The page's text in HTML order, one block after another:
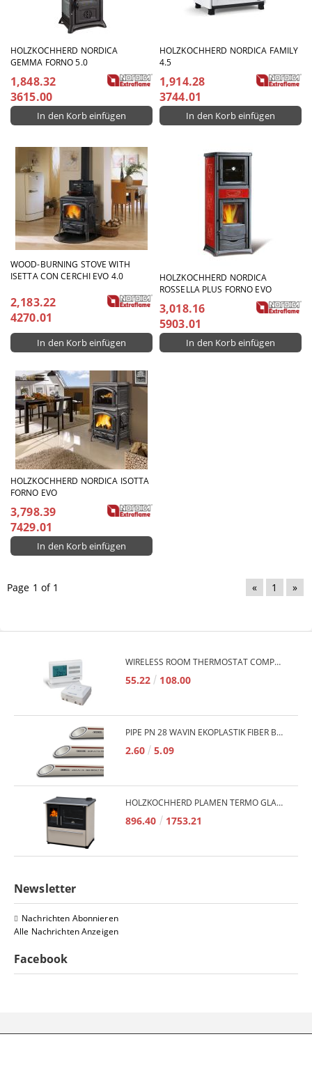
HOLZKOCHHERD NORDICA
GEMMA FORNO 5.0
1,848.32
3615.00
HOLZKOCHHERD NORDICA FAMILY
4.5
1,914.28
3744.01
WOOD-BURNING STOVE WITH
ISETTA CON CERCHI EVO 4.0
2,183.22
4270.01
HOLZKOCHHERD NORDICA
ROSSELLA PLUS FORNO EVO
3,018.16
5903.01
HOLZKOCHHERD NORDICA ISOTTA
FORNO EVO
3,798.39
7429.01
Page 1 of 1 « 1 »
WIRELESS ROOM THERMOSTAT COMPUTHERM Q7RF
55.22 108.00
PIPE PN 28 WAVIN EKOPLASTIK FIBER BASALT PLUS - 3M/QTY.
2.60 5.09
HOLZKOCHHERD PLAMEN TERMO GLAS 850 11KW
896.40 1753.21
Newsletter
Nachrichten Abonnieren
Alle Nachrichten Anzeigen
Facebook